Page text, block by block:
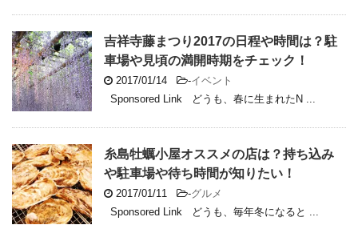
吉祥寺藤まつり2017の日程や時間は？駐
車場や見頃の満開時期をチェック！
2017/01/14 -イベント
Sponsored Link どうも、春に生まれたN ...
糸島牡蠣小屋オススメの店は？持ち込み
や駐車場や待ち時間が知りたい！
2017/01/11 -グルメ
Sponsored Link どうも、毎年冬になると ...